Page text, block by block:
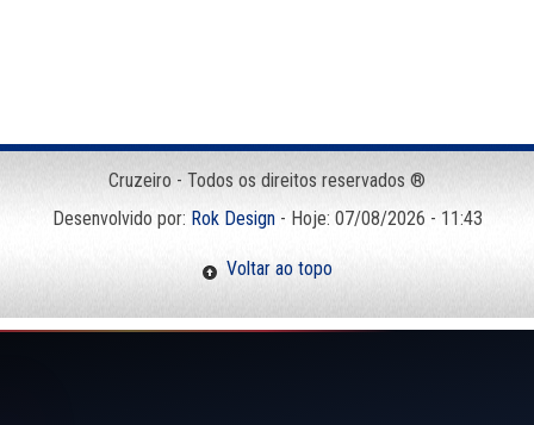
Cruzeiro - Todos os direitos reservados ®
Desenvolvido por: Rok Design- Hoje: 07/08/2026 - 11:43
Voltar ao topo